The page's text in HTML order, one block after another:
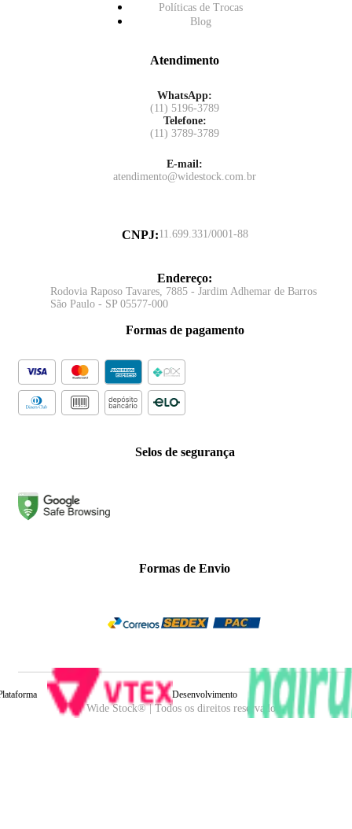
Políticas de Trocas
Blog
Atendimento
WhatsApp:
(11) 5196-3789
Telefone:
(11) 3789-3789
E-mail:
atendimento@widestock.com.br
CNPJ:11.699.331/0001-88
Endereço:
Rodovia Raposo Tavares, 7885 - Jardim Adhemar de Barros
São Paulo - SP 05577-000
Formas de pagamento
Selos de segurança
Formas de Envio
Wide Stock® | Todos os direitos reservados.
Desenvolvimento